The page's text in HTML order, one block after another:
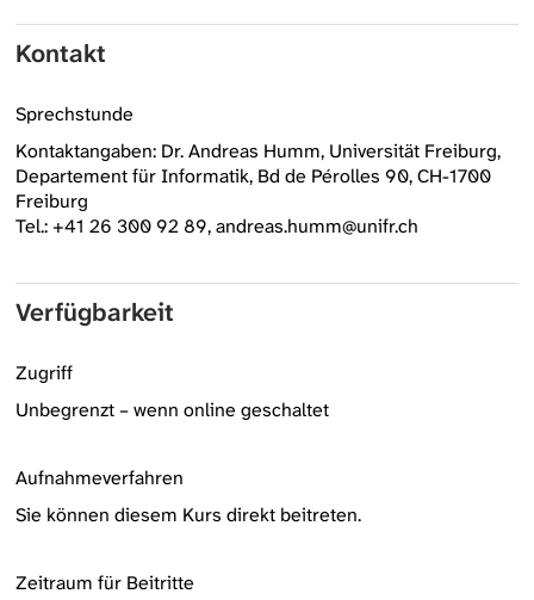
Kontakt
Sprechstunde
Kontaktangaben: Dr. Andreas Humm, Universität Freiburg,
Departement für Informatik, Bd de Pérolles 90, CH-1700
Freiburg
Tel.: +41 26 300 92 89, andreas.humm@unifr.ch
Verfügbarkeit
Zugriff
Unbegrenzt – wenn online geschaltet
Aufnahmeverfahren
Sie können diesem Kurs direkt beitreten.
Zeitraum für Beitritte